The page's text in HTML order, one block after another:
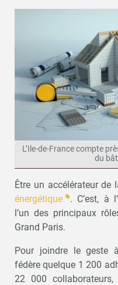
L’Ile-de-France compte
du
Être un accélérateur de
énergétique
. C’est, à
l’un des principaux
Grand Paris.
Pour joindre le geste
fédère quelque 1 200
22 000